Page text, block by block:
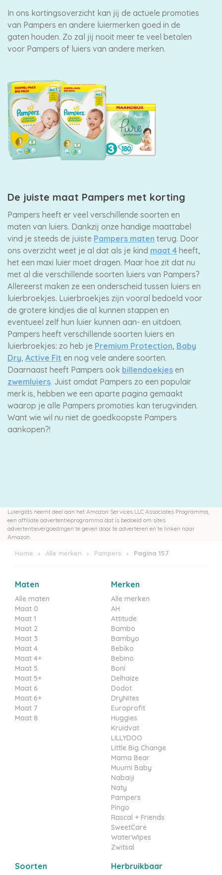
In ons kortingsoverzicht kan jij de actuele promoties
van Pampers en andere luiermerken goed in de
gaten houden. Zo zal jij nooit meer te veel betalen
voor Pampers of luiers van andere merken.
De juiste maat Pampers met korting
Pampers heeft er veel verschillende soorten en
maten van luiers. Dankzij onze handige maattabel
vind je steeds de juiste Pampers maten terug. Door
ons overzicht weet je al dat als je kind maat 4 heeft,
het een maxi luier moet dragen. Maar hoe zit dat nu
met al die verschillende soorten luiers van Pampers?
Allereerst maken ze een onderscheid tussen luiers en
luierbroekjes. Luierbroekjes zijn vooral bedoeld voor
de grotere kindjes die al kunnen stappen en
eventueel zelf hun luier kunnen aan- en uitdoen.
Pampers heeft verschillende soorten luiers en
luierbroekjes: zo heb je Premium Protection Baby
Dry Active Fit en nog vele andere soorten.
Daarnaast heeft Pampers ook billendoekjes en
zwemluiers. Juist omdat Pampers zo een populair
merk is, hebben we een aparte pagina gemaakt
waarop je alle Pampers promoties kan terugvinden.
Want wie wil nu niet de goedkoopste Pampers
aankopen?!
Luiergids neemt deel aan het Amazon Services LLC Associates Programma,
een affiliate advertentieprogramma dat is bedoeld om sites
advertentievergoedingen te geven door te adverteren en te linken naar
Amazon.
Home Alle merken Pampers Pagina 157
Maten
Alle maten
Maat 0
Maat 1
Maat 2
Maat 3
Maat 4
Maat 4+
Maat 5
Maat 5+
Maat 6
Maat 6+
Maat 7
Maat 8
Merken
Alle merken
AH
Attitude
Bambo
Bambyo
Bebiko
Bebino
Boni
Delhaize
Dodot
DryNites
Europrofit
Huggies
Kruidvat
LILLYDOO
Little Big Change
Mama Bear
Muumi Baby
Nabaiji
Naty
Pampers
Pingo
Rascal + Friends
SweetCare
WaterWipes
Zwitsal
Soorten Herbruikbaar